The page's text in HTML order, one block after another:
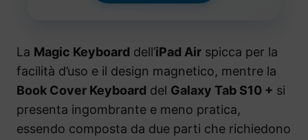
La Magic Keyboard dell’iPad Air spicca per la
facilità d’uso e il design magnetico, mentre la
Book Cover Keyboard del Galaxy Tab S10 + si
presenta ingombrante e meno pratica,
essendo composta da due parti che richiedono